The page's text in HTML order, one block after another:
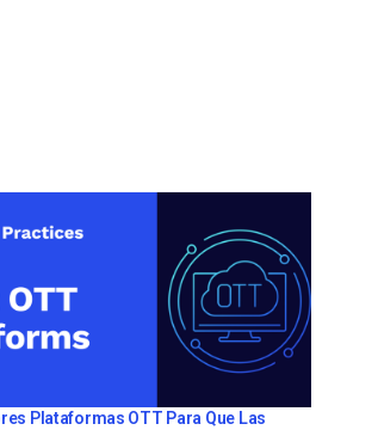
Plataformas OTT Para Que Las